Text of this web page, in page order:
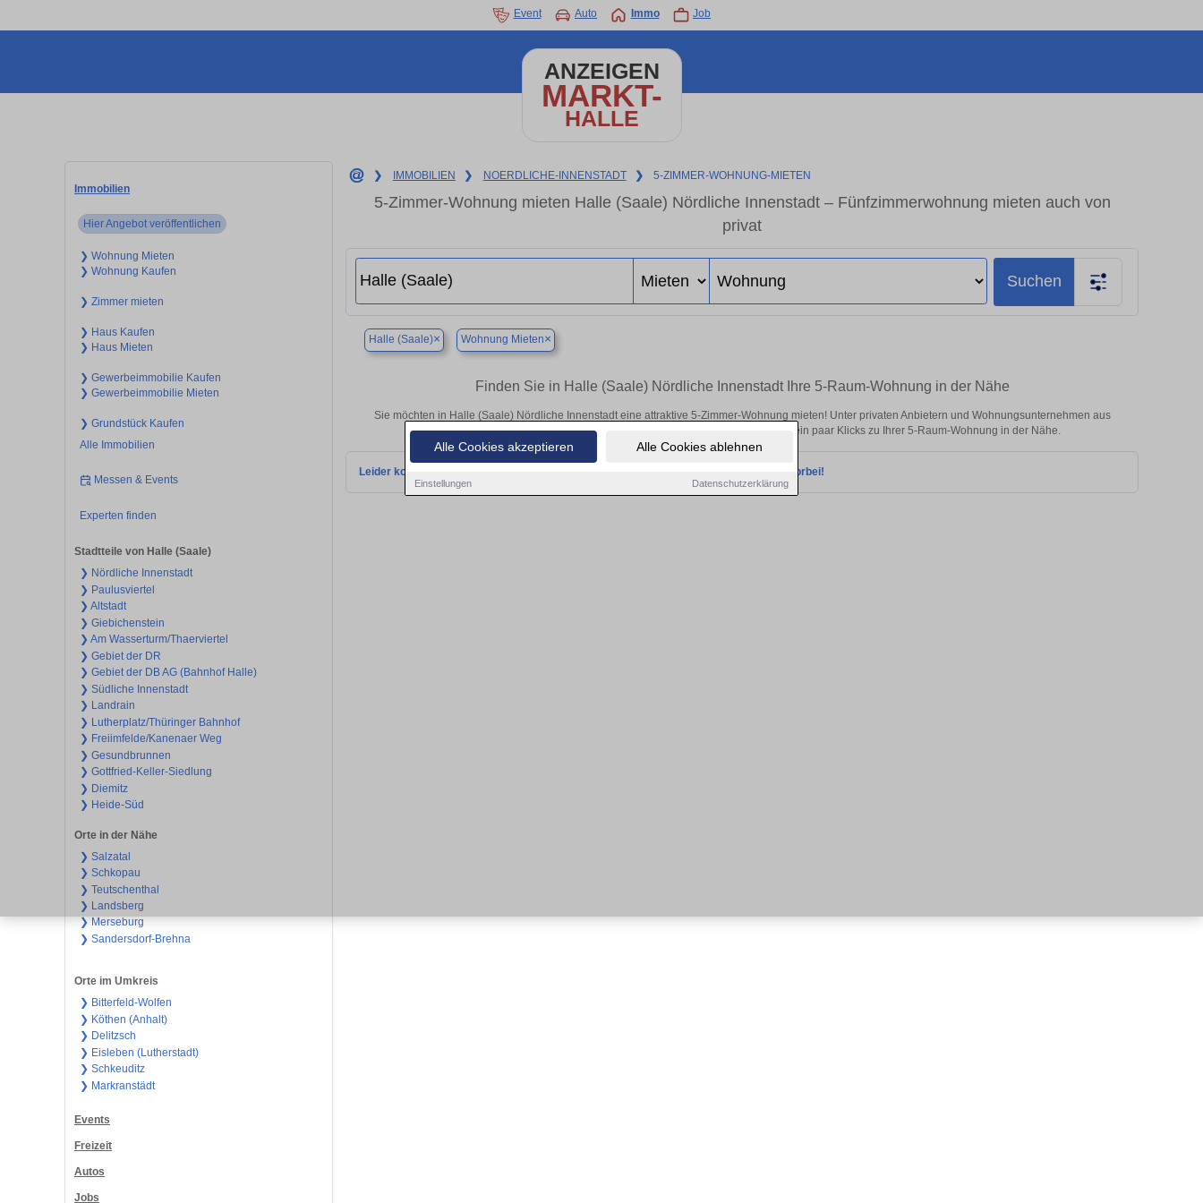
Alle Cookies akzeptieren Alle Cookies ablehnen
Einstellungen Datenschutzerklärung
Event Auto Immo Job
ANZEIGEN
MARKT-
HALLE
Immobilien
Hier Angebot veröffentlichen
❯ Wohnung Mieten
❯ Wohnung Kaufen
❯ Zimmer mieten
❯ Haus Kaufen
❯ Haus Mieten
❯ Gewerbeimmobilie Kaufen
❯ Gewerbeimmobilie Mieten
❯ Grundstück Kaufen
Alle Immobilien
Messen & Events
Experten finden
Stadtteile von Halle (Saale)
❯ Nördliche Innenstadt
❯ Paulusviertel
❯ Altstadt
❯ Giebichenstein
❯ Am Wasserturm/Thaerviertel
❯ Gebiet der DR
❯ Gebiet der DB AG (Bahnhof Halle)
❯ Südliche Innenstadt
❯ Landrain
❯ Lutherplatz/Thüringer Bahnhof
❯ Freiimfelde/Kanenaer Weg
❯ Gesundbrunnen
❯ Gottfried-Keller-Siedlung
❯ Diemitz
❯ Heide-Süd
Orte in der Nähe
❯ Salzatal
❯ Schkopau
❯ Teutschenthal
❯ Landsberg
❯ Merseburg
❯ Sandersdorf-Brehna
Orte im Umkreis
❯ Bitterfeld-Wolfen
❯ Köthen (Anhalt)
❯ Delitzsch
❯ Eisleben (Lutherstadt)
❯ Schkeuditz
❯ Markranstädt
Events
Freizeit
Autos
Jobs
❯ IMMOBILIEN ❯ NOERDLICHE-INNENSTADT ❯ 5-ZIMMER-WOHNUNG-MIETEN
5-Zimmer-Wohnung mieten Halle (Saale) Nördliche Innenstadt – Fünfzimmerwohnung mieten auch von
privat
Suchen
Halle (Saale)× Wohnung Mieten×
Finden Sie in Halle (Saale) Nördliche Innenstadt Ihre 5-Raum-Wohnung in der Nähe
Sie möchten in Halle (Saale) Nördliche Innenstadt eine attraktive 5-Zimmer-Wohnung mieten! Unter privaten Anbietern und Wohnungsunternehmen aus
Halle (Saale) Nördliche Innenstadt finden Sie Ihre Fünfzimmerwohnung. Mit ein paar Klicks zu Ihrer 5-Raum-Wohnung in der Nähe.
Leider konnten wir derzeit keine passenden Objekte finden. Schauen Sie bald wieder vorbei!